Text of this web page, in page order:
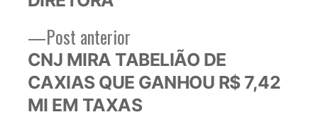
Post anteriorPost
anterior:
CNJ MIRA TABELIÃO DE
CAXIAS QUE GANHOU R$ 7,42
MI EM TAXAS